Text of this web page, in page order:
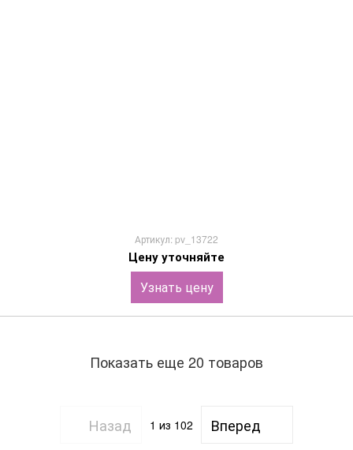
Артикул: pv_13722
Цену уточняйте
Узнать цену
Показать еще 20 товаров
Назад 1 из 102 Вперед